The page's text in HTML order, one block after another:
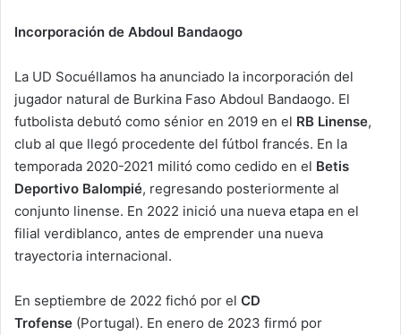
Incorporación de Abdoul Bandaogo
La UD Socuéllamos ha anunciado la incorporación del
jugador natural de Burkina Faso Abdoul Bandaogo. El
futbolista debutó como sénior en 2019 en el RB Linense,
club al que llegó procedente del fútbol francés. En la
temporada 2020-2021 militó como cedido en el Betis
Deportivo Balompié, regresando posteriormente al
conjunto linense. En 2022 inició una nueva etapa en el
filial verdiblanco, antes de emprender una nueva
trayectoria internacional.
En septiembre de 2022 fichó por el CD
Trofense (Portugal). En enero de 2023 firmó por